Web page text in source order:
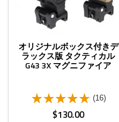
オリジナルボックス付きデ
ラックス版 タクティカル
G43 3X マグニファイア
(16)
価
$130.00